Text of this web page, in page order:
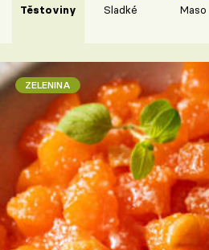
Těstoviny Sladké Maso
ZELENINA